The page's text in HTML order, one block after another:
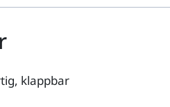
klappbar